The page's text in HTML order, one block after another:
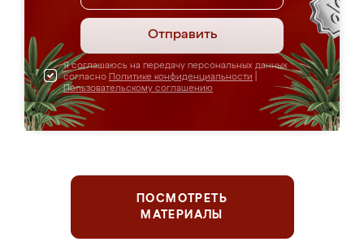
Отправить
Я соглашаюсь на передачу персональных данных
согласно Политике конфиденциальности
Пользовательскому соглашению
ПОСМОТРЕТЬ
МАТЕРИАЛЫ